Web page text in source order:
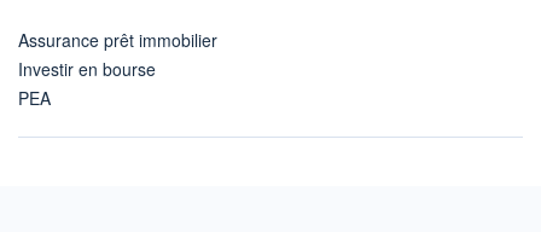
Assurance prêt immobilier
Investir en bourse
PEA